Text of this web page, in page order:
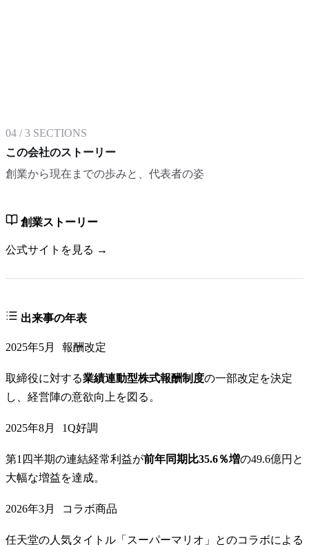
04 /3 SECTIONS
この会社のストーリー
創業から現在までの歩みと、代表者の姿
創業ストーリー
公式サイトを見る →
出来事の年表
2025年5月 報酬改定
取締役に対する業績連動型株式報酬制度の一部改定を決定
し、経営陣の意欲向上を図る。
2025年8月 1Q好調
第1四半期の連結経常利益が前年同期比35.6％増の49.6億円と
大幅な増益を達成。
2026年3月 コラボ商品
任天堂の人気タイトル「スーパーマリオ」とのコラボによる